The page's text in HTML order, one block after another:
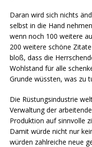
Daran wird sich nichts
selbst in die Hand
wenn noch 100 weitere
200 weitere schöne
bloß, dass die
Wohlstand für alle
Grunde wüssten, was zu
Die Rüstungsindustrie
Verwaltung der
Produktion auf sinnvolle
Damit würde nicht nur
würden zahlreiche neue